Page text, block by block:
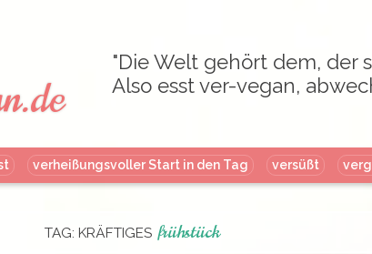
"Die Welt gehört dem, der
Also esst ver-vegan,
Skip
to
verheißungsvoller Start in den Tag versüßt
TAG: KRÄFTIGES frühstück